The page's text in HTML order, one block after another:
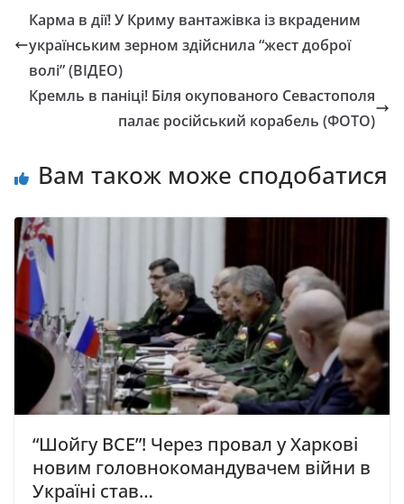
Карма в дії! У Криму вантажівка із вкраденим
українським зерном здійснила “жест доброї
волі” (ВІДЕО)
Кремль в паніці! Біля окупованого Севастополя
палає російський корабель (ФОТО)
Вам також може сподобатися
“Шойгу ВСЕ”! Через провал у Харкові
новим головнокомандувачем війни в
Україні став…